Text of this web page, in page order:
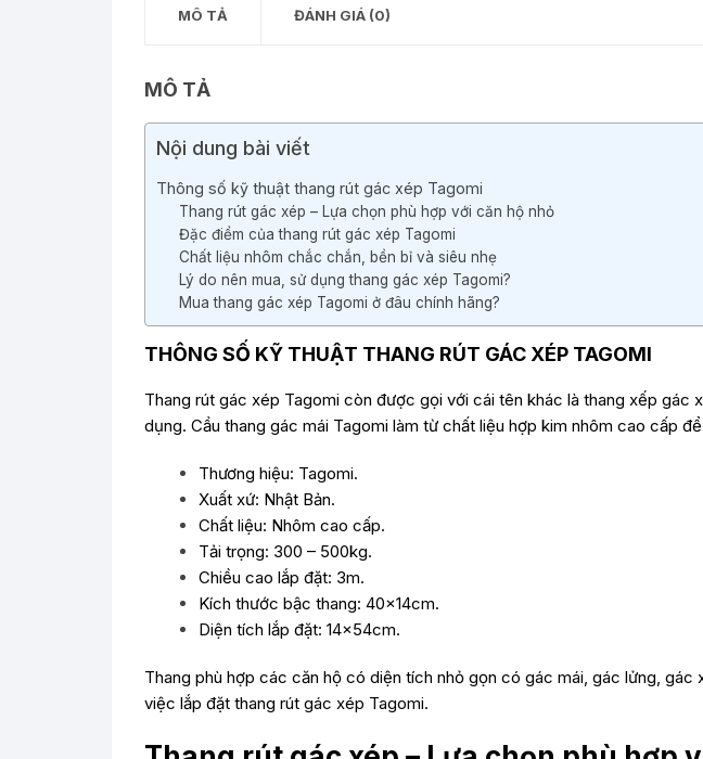
MÔ TẢ ĐÁNH GIÁ (0)
MÔ TẢ
Nội dung bài viết
Thông số kỹ thuật thang rút gác xép Tagomi
Thang rút gác xép – Lựa chọn phù hợp với căn hộ nhỏ
Đặc điểm của thang rút gác xép Tagomi
Chất liệu nhôm chắc chắn, bền bỉ và siêu nhẹ
Lý do nên mua, sử dụng thang gác xép Tagomi?
Mua thang gác xép Tagomi ở đâu chính hãng?
THÔNG SỐ KỸ THUẬT THANG RÚT GÁC XÉP TAGOMI
Thang rút gác xép Tagomi còn được gọi với cái tên khác là thang xếp gác
dụng. Cầu thang gác mái Tagomi làm từ chất liệu hợp kim nhôm cao cấp
Thương hiệu: Tagomi.
Xuất xứ: Nhật Bản.
Chất liệu: Nhôm cao cấp.
Tải trọng: 300 – 500kg.
Chiều cao lắp đặt: 3m.
Kích thước bậc thang: 40x14cm.
Diện tích lắp đặt: 14x54cm.
Thang phù hợp các căn hộ có diện tích nhỏ gọn có gác mái, gác lửng,
việc lắp đặt thang rút gác xép Tagomi.